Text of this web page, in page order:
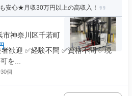
安心★月収30万円以上の高収入！
市神奈川区千若町
歓迎 ✅経験不問 ✅資格不問 ✅現
を...
個